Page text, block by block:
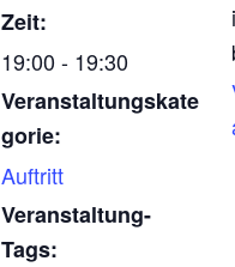
Zeit:
19:00 - 19:30
Veranstaltungskate
gorie:
Auftritt
Veranstaltung-
Tags: